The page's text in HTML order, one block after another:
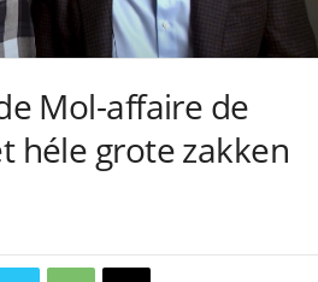
Mol-affaire de
héle grote zakken